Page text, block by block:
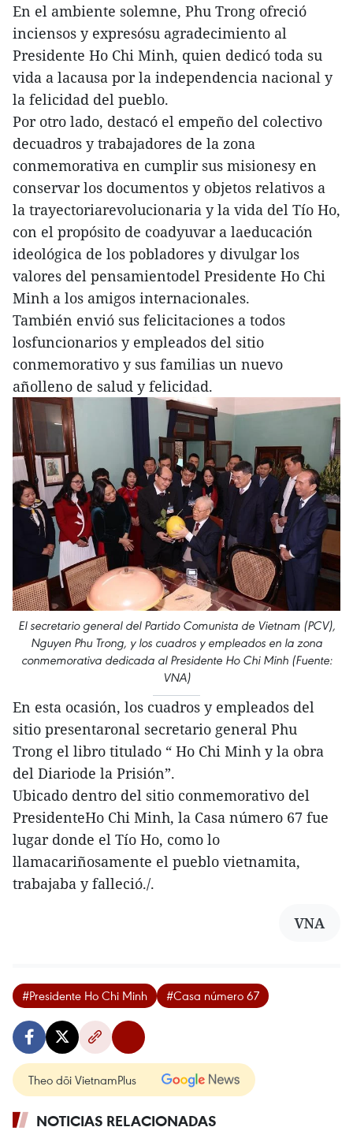
En el ambiente solemne, Phu Trong ofreció
inciensos y expresósu agradecimiento al
Presidente Ho Chi Minh, quien dedicó toda su
vida a lacausa por la independencia nacional y
la felicidad del pueblo.
Por otro lado, destacó el empeño del colectivo
decuadros y trabajadores de la zona
conmemorativa en cumplir sus misionesy en
conservar los documentos y objetos relativos a
la trayectoriarevolucionaria y la vida del Tío Ho,
con el propósito de coadyuvar a laeducación
ideológica de los pobladores y divulgar los
valores del pensamientodel Presidente Ho Chi
Minh a los amigos internacionales.
También envió sus felicitaciones a todos
losfuncionarios y empleados del sitio
conmemorativo y sus familias un nuevo
añolleno de salud y felicidad.
El secretario general del Partido Comunista de Vietnam (PCV),
Nguyen Phu Trong, y los cuadros y empleados en la zona
conmemorativa dedicada al Presidente Ho Chi Minh (Fuente:
VNA)
En esta ocasión, los cuadros y empleados del
sitio presentaronal secretario general Phu
Trong el libro titulado “ Ho Chi Minh y la obra
del Diariode la Prisión”.
Ubicado dentro del sitio conmemorativo del
PresidenteHo Chi Minh, la Casa número 67 fue
lugar donde el Tío Ho, como lo
llamacariñosamente el pueblo vietnamita,
trabajaba y falleció./.
VNA
#Presidente Ho Chi Minh #Casa número 67
Theo dõi VietnamPlus
NOTICIAS RELACIONADAS